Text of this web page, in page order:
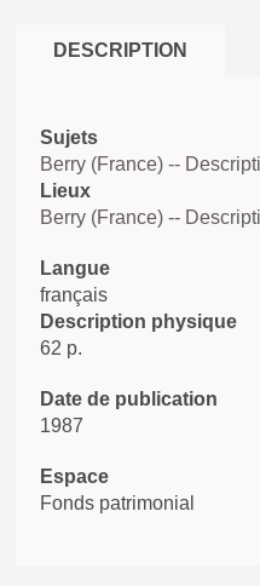
DESCRIPTION
Sujets
Berry (France) --
Lieux
Berry (France) --
Langue
français
Description physique
62 p.
Date de publication
1987
Espace
Fonds patrimonial